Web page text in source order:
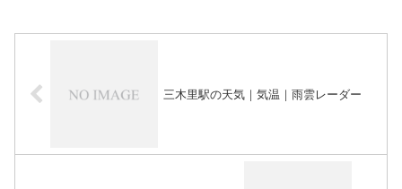
三木里駅の天気｜気温｜雨雲レーダー